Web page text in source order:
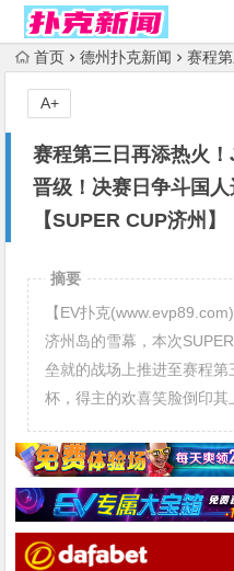
首页 德州扑克新闻 赛程第三日再添
赛程第三日再添热火
晋级！决赛日争斗国人
【SUPER CUP济州】
A+
摘要
【EV扑克
济州岛的雪幕，本次
垒就的战场上推进至赛程
杯，得主的欢喜笑脸倒印其